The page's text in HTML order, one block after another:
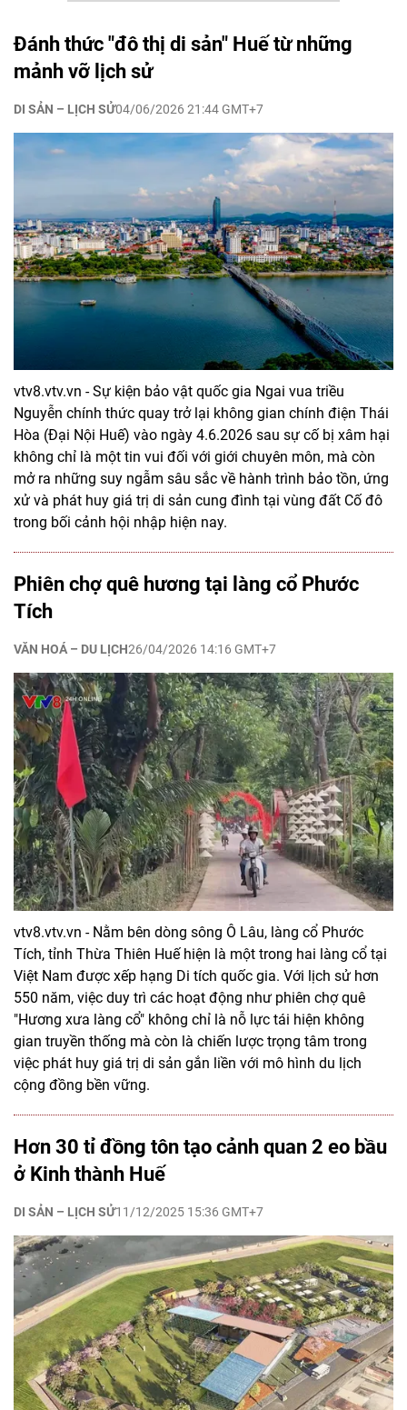
Đánh thức "đô thị di sản" Huế từ những
mảnh vỡ lịch sử
DI SẢN – LỊCH SỬ04/06/2026 21:44 GMT+7
vtv8.vtv.vn - Sự kiện bảo vật quốc gia Ngai vua triều
Nguyễn chính thức quay trở lại không gian chính điện Thái
Hòa (Đại Nội Huế) vào ngày 4.6.2026 sau sự cố bị xâm hại
không chỉ là một tin vui đối với giới chuyên môn, mà còn
mở ra những suy ngẫm sâu sắc về hành trình bảo tồn, ứng
xử và phát huy giá trị di sản cung đình tại vùng đất Cố đô
trong bối cảnh hội nhập hiện nay.
Phiên chợ quê hương tại làng cổ Phước
Tích
VĂN HOÁ – DU LỊCH26/04/2026 14:16 GMT+7
vtv8.vtv.vn - Nằm bên dòng sông Ô Lâu, làng cổ Phước
Tích, tỉnh Thừa Thiên Huế hiện là một trong hai làng cổ tại
Việt Nam được xếp hạng Di tích quốc gia. Với lịch sử hơn
550 năm, việc duy trì các hoạt động như phiên chợ quê
"Hương xưa làng cổ" không chỉ là nỗ lực tái hiện không
gian truyền thống mà còn là chiến lược trọng tâm trong
việc phát huy giá trị di sản gắn liền với mô hình du lịch
cộng đồng bền vững.
Hơn 30 tỉ đồng tôn tạo cảnh quan 2 eo bầu
ở Kinh thành Huế
DI SẢN – LỊCH SỬ11/12/2025 15:36 GMT+7